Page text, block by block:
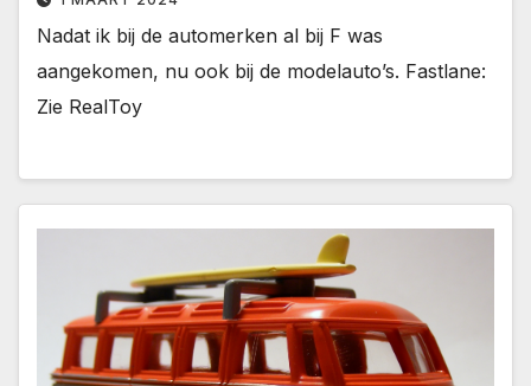
Nadat ik bij de automerken al bij F was
aangekomen, nu ook bij de modelauto’s. Fastlane:
Zie RealToy